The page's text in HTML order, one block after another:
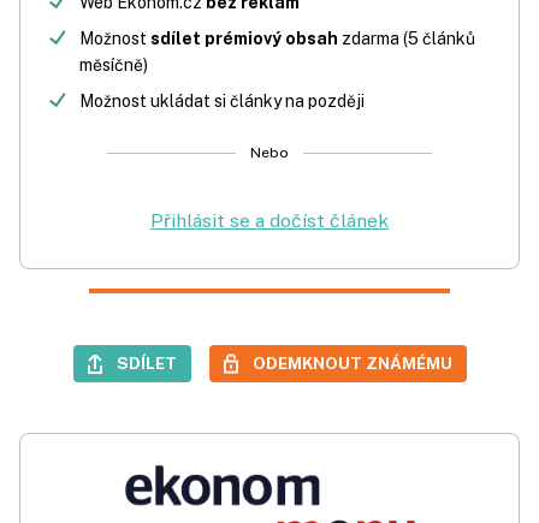
Možnost sdílet prémiový obsah zdarma (5 článků
měsíčně)
Možnost ukládat si články na později
Nebo
Přihlásit se a dočíst článek
SDÍLET ODEMKNOUT ZNÁMÉMU